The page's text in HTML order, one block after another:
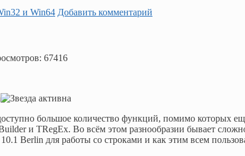
и Win64 Добавить комментарий
67416
большое количество функций, помимо которых
и TRegEx. Во всём этом разнообразии бывает
Berlin для работы со строками и как этим всем